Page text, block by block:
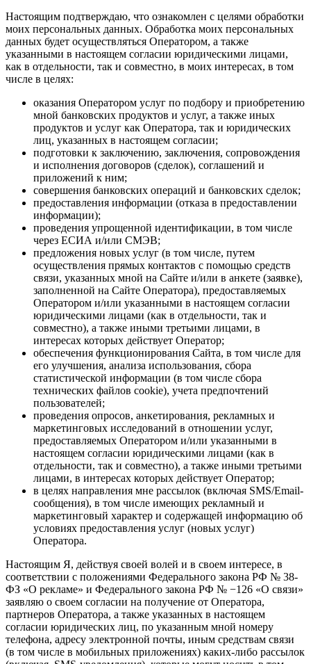
Настоящим подтверждаю, что ознакомлен с целями обработки
моих персональных данных. Обработка моих персональных
данных будет осуществляться Оператором, а также
указанными в настоящем согласии юридическими лицами,
как в отдельности, так и совместно, в моих интересах, в том
числе в целях:
оказания Оператором услуг по подбору и приобретению
мной банковских продуктов и услуг, а также иных
продуктов и услуг как Оператора, так и юридических
лиц, указанных в настоящем согласии;
подготовки к заключению, заключения, сопровождения
и исполнения договоров (сделок), соглашений и
приложений к ним;
совершения банковских операций и банковских сделок;
предоставления информации (отказа в предоставлении
информации);
проведения упрощенной идентификации, в том числе
через ЕСИА и/или СМЭВ;
предложения новых услуг (в том числе, путем
осуществления прямых контактов с помощью средств
связи, указанных мной на Сайте и/или в анкете (заявке),
заполненной на Сайте Оператора), предоставляемых
Оператором и/или указанными в настоящем согласии
юридическими лицами (как в отдельности, так и
совместно), а также иными третьими лицами, в
интересах которых действует Оператор;
обеспечения функционирования Сайта, в том числе для
его улучшения, анализа использования, сбора
статистической информации (в том числе сбора
технических файлов cookie), учета предпочтений
пользователей;
проведения опросов, анкетирования, рекламных и
маркетинговых исследований в отношении услуг,
предоставляемых Оператором и/или указанными в
настоящем согласии юридическими лицами (как в
отдельности, так и совместно), а также иными третьими
лицами, в интересах которых действует Оператор;
в целях направления мне рассылок (включая SMS/Email-
сообщения), в том числе имеющих рекламный и
маркетинговый характер и содержащей информацию об
условиях предоставления услуг (новых услуг)
Оператора.
Настоящим Я, действуя своей волей и в своем интересе, в
соответствии с положениями Федерального закона РФ № 38-
ФЗ «О рекламе» и Федерального закона РФ № −126 «О связи»
заявляю о своем согласии на получение от Оператора,
партнеров Оператора, а также указанных в настоящем
согласии юридических лиц, по указанным мной номеру
телефона, адресу электронной почты, иным средствам связи
(в том числе в мобильных приложениях) каких-либо рассылок